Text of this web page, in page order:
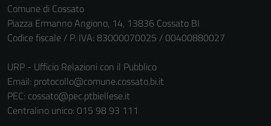
Comune di Cossato
Piazza Ermanno Angiono, 14, 13836 Cossato BI
Codice fiscale / P. IVA: 83000070025 / 00400880027
URP - Ufficio Relazioni con il Pubblico
Email: protocollo@comune.cossato.bi.it
PEC: cossato@pec.ptbiellese.it
Centralino unico: 015 98 93 111